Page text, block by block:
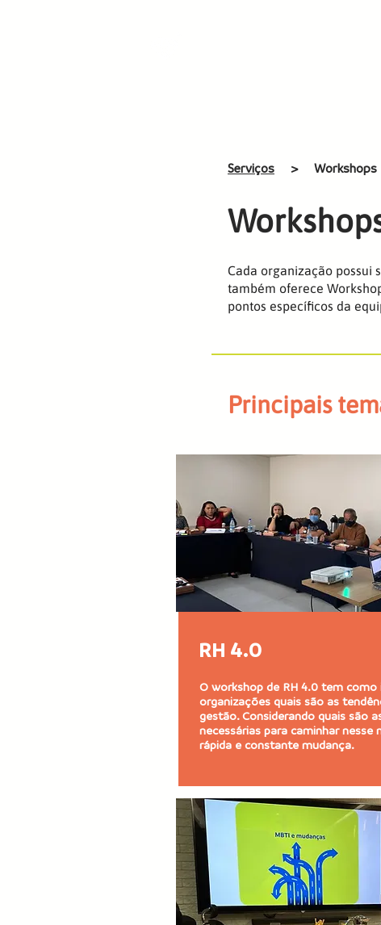
Serviços >
Cada organização possui
também oferece
pontos específicos da
Principais
RH 4.0
O workshop de RH 4.0 tem
organizações quais são as
gestão. Considerando quais são
necessárias para caminhar nesse
rápida e constante mudança.